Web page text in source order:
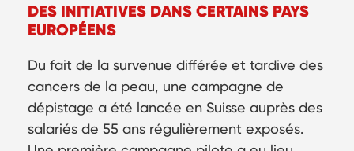
DES INITIATIVES DANS CERTAINS PAYS
EUROPÉENS
Du fait de la survenue différée et tardive des
cancers de la peau, une campagne de
dépistage a été lancée en Suisse auprès des
salariés de 55 ans régulièrement exposés.